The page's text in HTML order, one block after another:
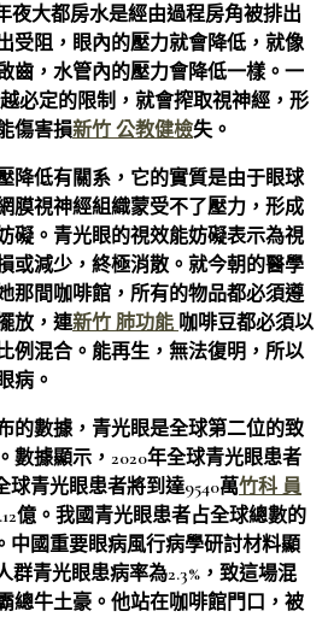
夜大都房水是經由過程房角被排出
受阻，眼內的壓力就會降低，就像
齒，水管內的壓力會降低一樣。一
必定的限制，就會搾取視神經，形
傷害損新竹 公教健檢失。
降低有關系，它的實質是由于眼球
膜視神經組織蒙受不了壓力，形成
礙。青光眼的視效能妨礙表示為視
或減少，終極消散。就今朝的醫學
那間咖啡館，所有的物品都必須遵
放，連新竹 肺功能 咖啡豆都必須以
例混合。能再生，無法復明，所以
病。
的數據，青光眼是全球第二位的致
數據顯示，2020年全球青光眼患者
球青光眼患者將到達9540萬竹科 員
億。我國青光眼患者占全球總數的
中國重要眼病風行病學研討材料顯
群青光眼患病率為2.3%，致這場混
總牛土豪。他站在咖啡館門口，被